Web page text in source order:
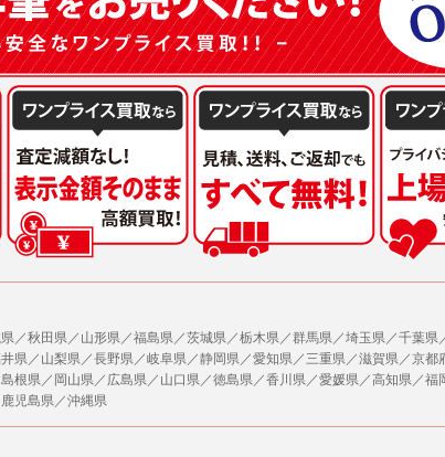
求められた場合。
生命、身体又は財産の保護のために必要がある場合であって、本人の同
方公共団体又はその委託を受けた者が法令の定める事務を遂行すること
により当該事務の遂行に支障を及ぼすおそれがあるとき。
ために、外部業者に個人データの一部又は全部の処理を委託する場合（
ように、委託先に対する必要かつ適切な監督を行ないます）。
はお客様の任意ですが、必要な個人情報をご提供いただけない場合、
。
、利用者が当社ホームページに再訪問される際、より便利に当社ホーム
あります。
のため、または掲載された広告にクッキーを使用する場合があります。
ード、メールアドレス及びこれに伴う個人情報の管理不十分、使用上の
のとし、弊社は一切責任を負いません。
アドレスその他の登録事項に変更が生じた場合、直ちに弊社所定の変更
会申込により知り得た情報、またはユーザーが本サイト及び本サービス
に該当する場合に利用することができるものとします。
開示し、ユーザーの個人情報を表示しない場合。
れた情報を、ユーザーの個人情報を表示せずに開示する場合。
の開示について同意している場合。
められた場合。
またはサービスに関する案内や情報提供（郵便、電子メール等によるダ
してユーザーから取得した情報を、その利用目的の範囲内で利用する場
対し、当該ユーザーの購入商品の情報、及び弊社の特価商品の情報等、
／秋田県／山形県／福島県／茨城県／栃木県／群馬県／埼玉県／千葉県
県／山梨県／長野県／岐阜県／静岡県／愛知県／三重県／滋賀県／京都
根県／岡山県／広島県／山口県／徳島県／香川県／愛媛県／高知県／福
児島県／沖縄県